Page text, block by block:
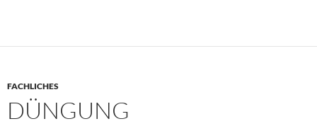
FACHLICHES
DÜNGUNG